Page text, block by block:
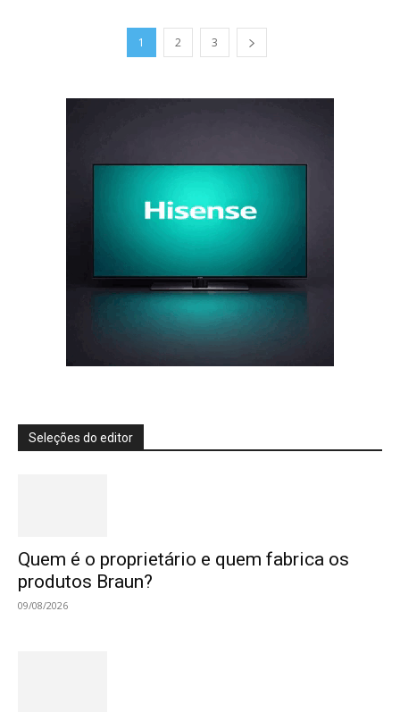
1 2 3
Seleções do editor
Quem é o proprietário e quem fabrica os
produtos Braun?
09/08/2026